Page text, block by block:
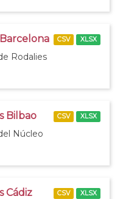
Rodalies
CSV XLSX
Bilbao
Núcleo
CSV XLSX
Cádiz CSV XLSX